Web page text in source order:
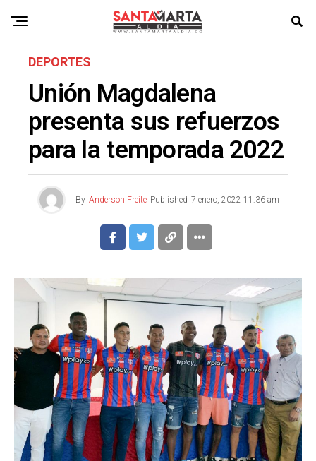
DEPORTES
Unión Magdalena
presenta sus refuerzos
para la temporada 2022
By Anderson Freite Published 7 enero, 2022 11:36 am